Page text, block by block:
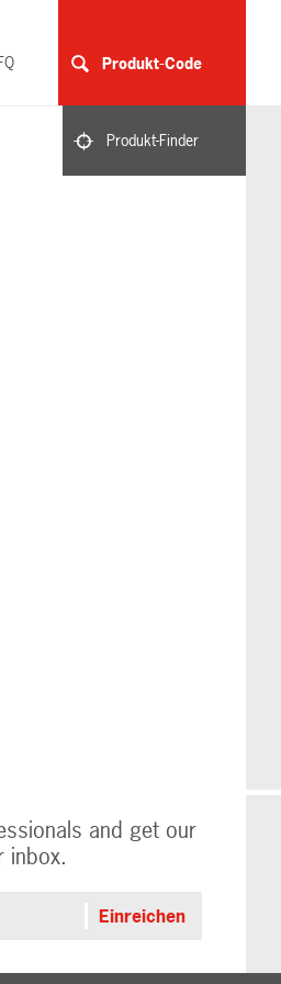
Produkt-Code
Produkt-Finder
and get our
inbox.